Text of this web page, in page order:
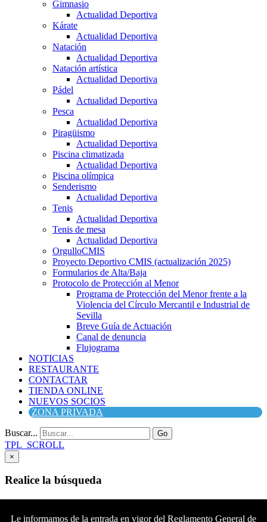
Gimnasio
Actualidad Deportiva
Kárate
Actualidad Deportiva
Natación
Actualidad Deportiva
Natación artística
Actualidad Deportiva
Pádel
Actualidad Deportiva
Pesca
Actualidad Deportiva
Piragüismo
Actualidad Deportiva
Piscina climatizada
Actualidad Deportiva
Piscina olímpica
Senderismo
Actualidad Deportiva
Tenis
Actualidad Deportiva
Tenis de mesa
Actualidad Deportiva
OrgulloCMIS
Proyecto Deportivo CMIS (actualización 2025)
Formularios de Alta/Baja
Protocolo de Protección al Menor
Programa de Protección del Menor frente a la
Violencia del Círculo Mercantil e Industrial de
Sevilla
Breve Guía de Actuación
Canal de denuncia
Flujograma
NOTICIAS
RESTAURANTE
CONTACTAR
TIENDA ONLINE
NUEVOS SOCIOS
ZONA PRIVADA
Buscar... Go
TPL_SCROLL
×
Realice la búsqueda
Buscar
Le informamos de la entrada en vigor del Reglamento General de